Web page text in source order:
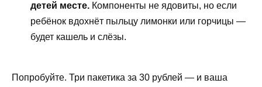
детей месте. Компоненты не ядовиты, но если
ребёнок вдохнёт пыльцу лимонки или горчицы —
будет кашель и слёзы.
Попробуйте. Три пакетика за 30 рублей — и ваша